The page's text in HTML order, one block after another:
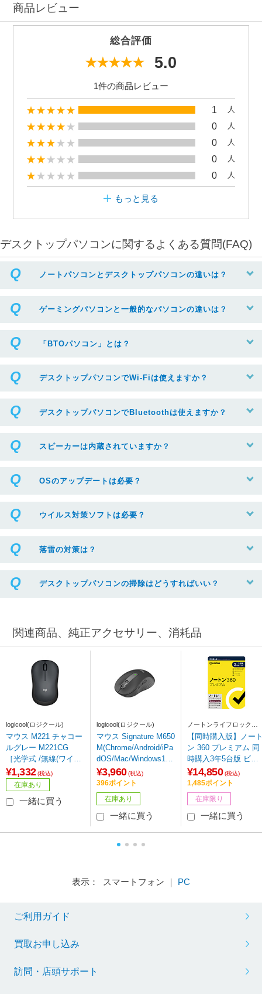
商品レビュー
総合評価
5.0
1件の商品レビュー
1 人
0 人
0 人
0 人
0 人
もっと見る
デスクトップパソコンに関するよくある質問(FAQ)
ノートパソコンとデスクトップパソコンの違いは？
ゲーミングパソコンと一般的なパソコンの違いは？
「BTOパソコン」とは？
デスクトップパソコンでWi-Fiは使えますか？
デスクトップパソコンでBluetoothは使えますか？
スピーカーは内蔵されていますか？
OSのアップデートは必要？
ウイルス対策ソフトは必要？
落雷の対策は？
デスクトップパソコンの掃除はどうすればいい？
関連商品、純正アクセサリー、消耗品
logicool(ロジクール)
マウス M221 チャコー
ルグレー M221CG
［光学式 /無線(ワイヤ
レス) /3ボタン /USB］
¥1,332 (税込)
在庫あり
一緒に買う
logicool(ロジクール)
マウス Signature M650
M(Chrome/Android/iPa
dOS/Mac/Windows11
対応) グラファイト M6
50MGR ［光学式 /無線
(ワイヤレス) /5ボタン
/Bluetooth・USB］
¥3,960 (税込)
396ポイント
在庫あり
一緒に買う
ノートンライフロック
Norton Lifelock
【同時購入版】ノー
ン 360 プレミアム 同
時購入3年5台版 ビッ
クカメラグループ専
［Win・Mac・Androi
d・iOS用］
¥14,850 (税込)
1,485ポイント
在庫限り
一緒に買う
表示： スマートフォン ｜ PC
ご利用ガイド
買取お申し込み
訪問・店頭サポート